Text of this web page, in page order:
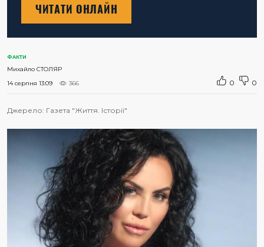
ЧИТАТИ ОНЛАЙН
ФАКТИ
Михайло СТОЛЯР
14 серпня 13:09
366 0 0
Джерело: Газета "Життя. Історії"